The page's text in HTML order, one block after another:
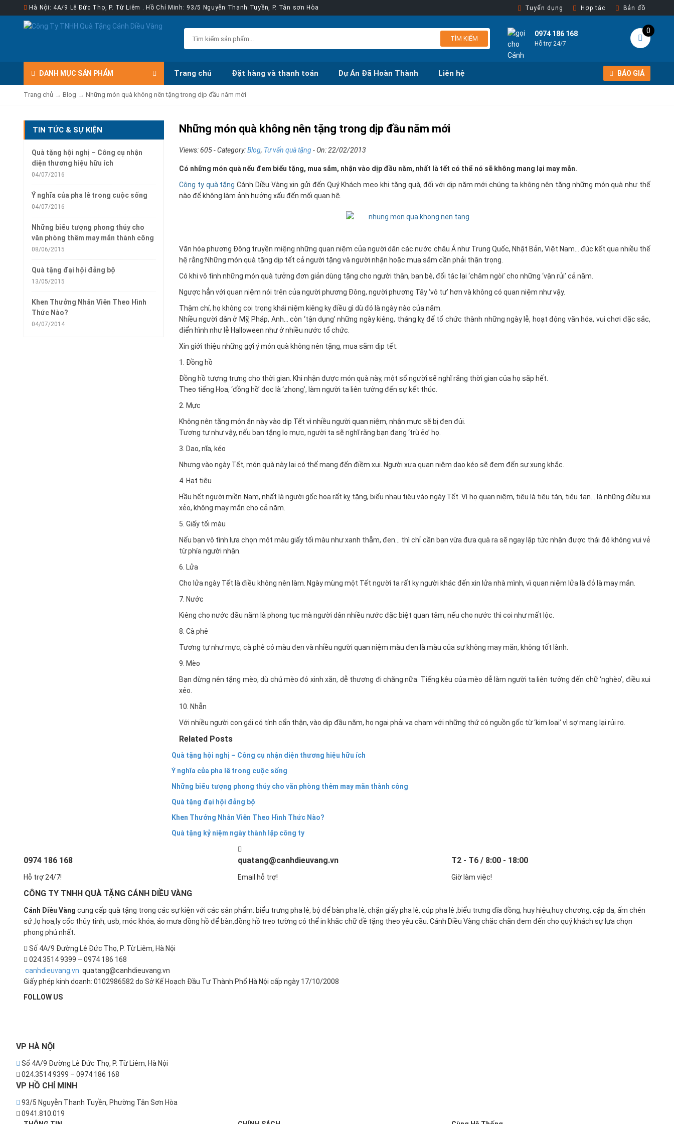
Hà Nội: 4A/9 Lê Đức Thọ, P. Từ Liêm . Hồ Chí Minh: 93/5 Nguyễn Thanh Tuyền, P. Tân sơn Hòa Tuyển dụng Hợp tác Bản đồ
TÌM KIẾM
0
0974 186 168
Hỗ trợ 24/7
DANH MỤC SẢN PHẨM Trang chủ Đặt hàng và thanh toán Dự Án Đã Hoàn Thành Liên hệ BÁO GIÁ
Trang chủ → Blog → Những món quà không nên tặng trong dịp đầu năm mới
Những món quà không nên tặng trong dịp đầu năm mới
Views: 605 - Category:Blog, Tư vấn quà tặng- On:22/02/2013
Có những món quà nếu đem biếu tặng, mua sắm, nhận vào dịp đầu năm, nhất là tết có thể nó sẽ không mang lại may mắn.
Công ty quà tặng Cánh Diều Vàng xin gửi đến Quý Khách mẹo khi tặng quà, đối với dịp năm mới chúng ta không nên tặng những món quà như thế
nào để không làm ảnh hưởng xấu đến mối quan hệ.
Văn hóa phương Đông truyền miệng những quan niệm của người dân các nước châu Á như Trung Quốc, Nhật Bản, Việt Nam… đúc kết qua nhiều thế
hệ rằng:Những món quà tặng dịp tết cả người tặng và người nhận hoặc mua sắm cần phải thận trọng.
Có khi vô tình những món quà tưởng đơn giản dùng tặng cho người thân, bạn bè, đối tác lại ‘châm ngòi’ cho những ‘vận rủi’ cả năm.
Ngược hẳn với quan niệm nói trên của người phương Đông, người phương Tây ‘vô tư’ hơn và không có quan niệm như vậy.
Thậm chí, họ không coi trọng khái niệm kiêng kỵ điều gì dù đó là ngày nào của năm.
Nhiều người dân ở Mỹ, Pháp, Anh… còn ‘tận dụng’ những ngày kiêng, tháng kỵ để tổ chức thành những ngày lễ, hoạt động văn hóa, vui chơi đặc sắc,
điển hình như lễ Halloween như ở nhiều nước tổ chức.
Xin giới thiệu những gợi ý món quà không nên tặng, mua sắm dịp tết.
1. Đồng hồ
Đồng hồ tượng trưng cho thời gian. Khi nhận được món quà này, một số người sẽ nghĩ rằng thời gian của họ sắp hết.
Theo tiếng Hoa, ‘đồng hồ’ đọc là ‘zhong’, làm người ta liên tưởng đến sự kết thúc.
2. Mực
Không nên tặng món ăn này vào dịp Tết vì nhiều người quan niệm, nhận mực sẽ bị đen đủi.
Tương tự như vậy, nếu bạn tặng lọ mực, người ta sẽ nghĩ rằng bạn đang ‘trù ẻo’ họ.
3. Dao, nĩa, kéo
Nhưng vào ngày Tết, món quà này lại có thể mang đến điềm xui. Người xưa quan niệm dao kéo sẽ đem đến sự xung khắc.
4. Hạt tiêu
Hầu hết người miền Nam, nhất là người gốc hoa rất kỵ tặng, biếu nhau tiêu vào ngày Tết. Vì họ quan niệm, tiêu là tiêu tán, tiêu tan… là những điều xui
xẻo, không may mắn cho cả năm.
5. Giấy tối màu
Nếu bạn vô tình lựa chọn một màu giấy tối màu như xanh thẫm, đen… thì chỉ cần bạn vừa đưa quà ra sẽ ngay lập tức nhận được thái độ không vui vẻ
từ phía người nhận.
6. Lửa
Cho lửa ngày Tết là điều không nên làm. Ngày mùng một Tết người ta rất kỵ người khác đến xin lửa nhà mình, vì quan niệm lửa là đỏ là may mắn.
7. Nước
Kiêng cho nước đầu năm là phong tục mà người dân nhiều nước đặc biệt quan tâm, nếu cho nước thì coi như mất lộc.
8. Cà phê
Tương tự như mực, cà phê có màu đen và nhiều người quan niệm màu đen là màu của sự không may mắn, không tốt lành.
9. Mèo
Bạn đừng nên tặng mèo, dù chú mèo đó xinh xắn, dễ thương đi chăng nữa. Tiếng kêu của mèo dễ làm người ta liên tưởng đến chữ ‘nghèo’, điều xui
xẻo.
10. Nhẫn
Với nhiều người con gái có tính cẩn thận, vào dịp đầu năm, họ ngại phải va chạm với những thứ có nguồn gốc từ ‘kim loại’ vì sợ mang lại rủi ro.
Related Posts
Quà tặng hội nghị – Công cụ nhận diện thương hiệu hữu ích
Ý nghĩa của pha lê trong cuộc sống
Những biểu tượng phong thủy cho văn phòng thêm may mắn thành công
Quà tặng đại hội đảng bộ
Khen Thưởng Nhân Viên Theo Hình Thức Nào?
Quà tặng kỷ niệm ngày thành lập công ty
TIN TỨC & SỰ KIỆN
Quà tặng hội nghị – Công cụ nhận
diện thương hiệu hữu ích
04/07/2016
Ý nghĩa của pha lê trong cuộc sống
04/07/2016
Những biểu tượng phong thủy cho
văn phòng thêm may mắn thành công
08/06/2015
Quà tặng đại hội đảng bộ
13/05/2015
Khen Thưởng Nhân Viên Theo Hình
Thức Nào?
04/07/2014
0974 186 168
Hỗ trợ 24/7!
quatang@canhdieuvang.vn
Email hỗ trợ!
T2 - T6 / 8:00 - 18:00
Giờ làm việc!
CÔNG TY TNHH QUÀ TẶNG CÁNH DIỀU VÀNG
Cánh Diều Vàng cung cấp quà tặng trong các sự kiện với các sản phẩm: biểu trưng pha lê, bộ để bàn pha lê, chặn giấy pha lê, cúp pha lê ,biểu trưng đĩa đồng, huy hiệu,huy chương, cặp da, ấm chén
sứ ,lọ hoa,ly cốc thủy tinh, usb, móc khóa, áo mưa đồng hồ để bàn,đồng hồ treo tường có thể in khắc chữ đề tặng theo yêu cầu. Cánh Diều Vàng chắc chắn đem đến cho quý khách sự lựa chọn
phong phú nhất.
Số 4A/9 Đường Lê Đức Thọ, P. Từ Liêm, Hà Nội
024.3514 9399 – 0974 186 168
canhdieuvang.vn quatang@canhdieuvang.vn
Giấy phép kinh doanh: 0102986582 do Sở Kế Hoạch Đầu Tư Thành Phố Hà Nội cấp ngày 17/10/2008
FOLLOW US
VP HÀ NỘI
Số 4A/9 Đường Lê Đức Thọ, P. Từ Liêm, Hà Nội
024.3514 9399 – 0974 186 168
VP HỒ CHÍ MINH
93/5 Nguyễn Thanh Tuyền, Phường Tân Sơn Hòa
0941.810.019